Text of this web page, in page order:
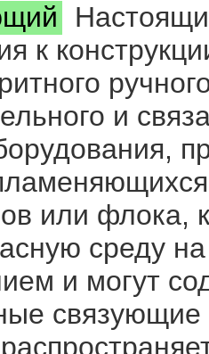
к
и
или флока,
среду
и могут